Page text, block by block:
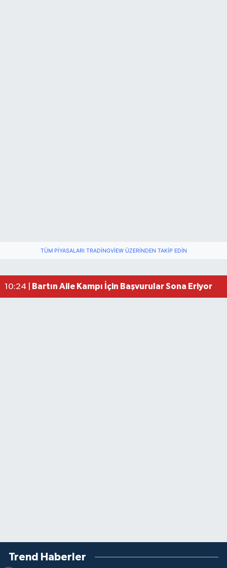
TÜM PIYASALARI TRADINGVIEW ÜZERINDEN TAKIP EDIN
10:24 | Bartın Aile Kampı İçin Başvurular Sona Eriyor
Trend Haberler